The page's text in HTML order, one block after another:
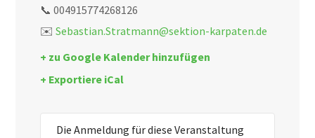
📞 004915774268126
✉️Sebastian.Stratmann@sektion-karpaten.de
+ zu Google Kalender hinzufügen
+ Exportiere iCal
Die Anmeldung für diese Veranstaltung